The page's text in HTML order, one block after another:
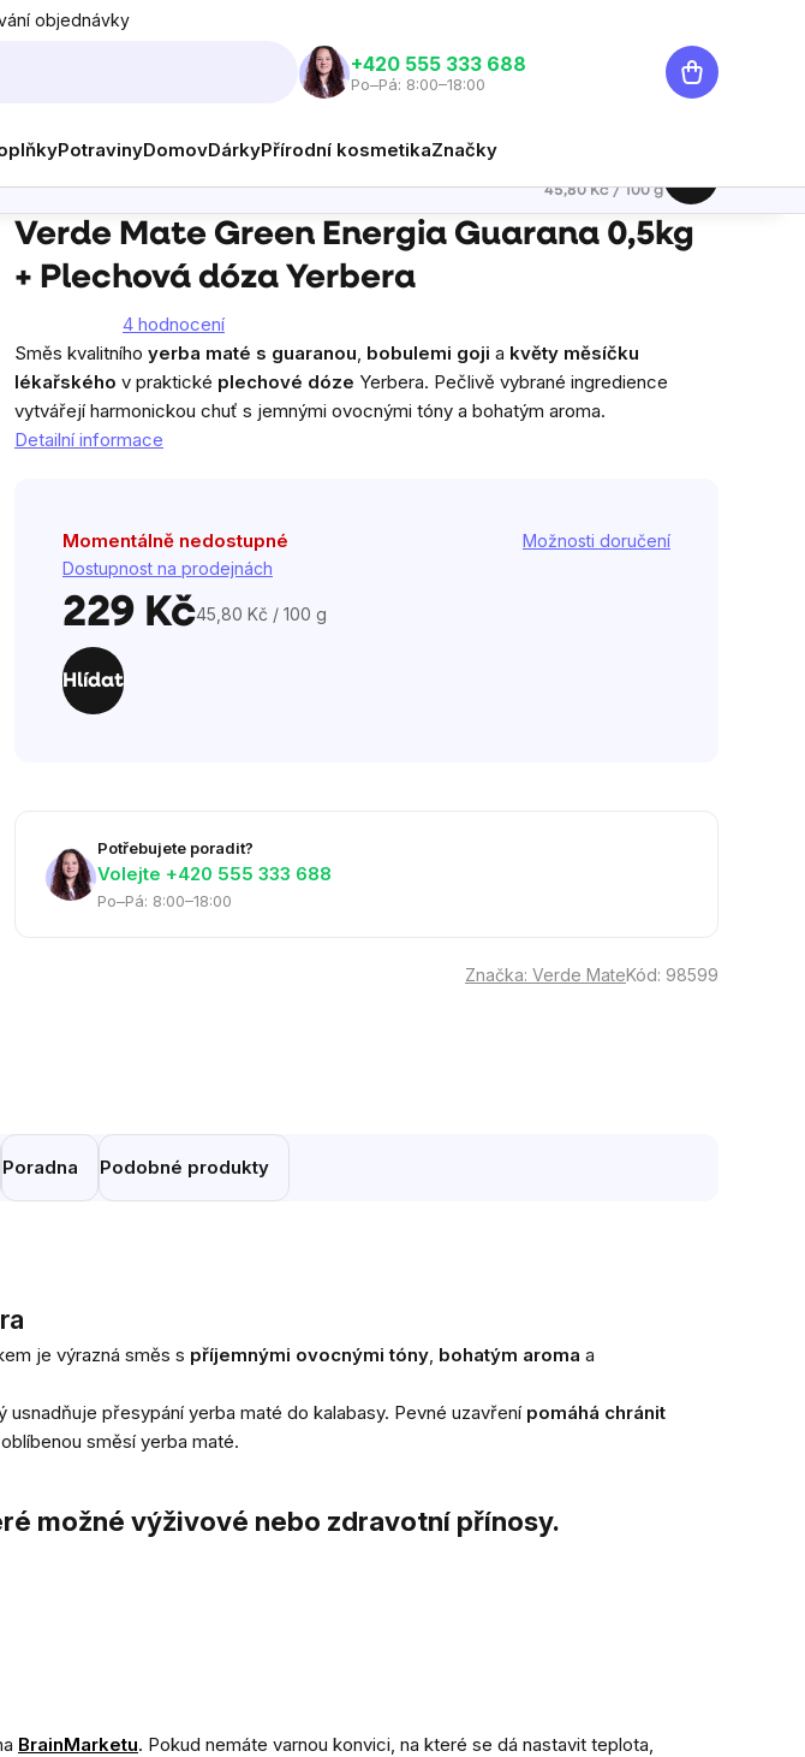
objednávky
‭+420 555 333 688
Po–Pá: 8:00–18:00
Nákupní
košík
PotravinyDomovDárkyPřírodní kosmetikaZnačky
+ Plechová dóza Yerbera
Verde Mate Green Energia Guarana 0,5kg
+ Plechová dóza Yerbera
hodnocení
produktu
je
5,0
hvězdiček.
4 hodnocení
Směs kvalitního yerba maté s guaranou, bobulemi goji a květy měsíčku
lékařského v praktické plechové dóze Yerbera. Pečlivě vybrané ingredience
vytvářejí harmonickou chuť s jemnými ovocnými tóny a bohatým aroma.
Detailní informace
Momentálně nedostupné
Dostupnost na prodejnách
Možnosti doručení
229 KčMěrná
45,80 Kč / 100 g
Hlídat
Potřebujete poradit?
Volejte ‭+420 555 333 688
Po–Pá: 8:00–18:00
Značka: Verde MateKód: 98599
Poradna Podobné produkty
Měrná cena:
45,80 Kč / 100 g
je výrazná směs s příjemnými ovocnými tóny bohatým aroma a
usnadňuje přesypání yerba maté do kalabasy. Pevné uzavření pomáhá chránit
směsí yerba maté.
možné výživové nebo zdravotní přínosy.
BrainMarketu. Pokud nemáte varnou konvici, na které se dá nastavit teplota,